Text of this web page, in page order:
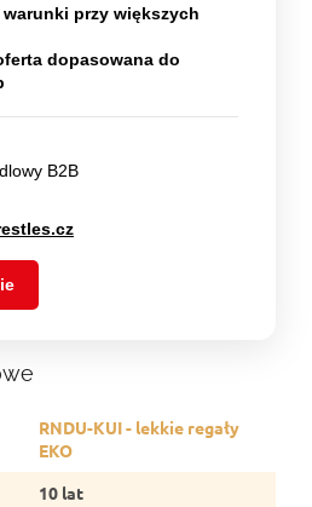
przy większych
dopasowana do
B2B
RNDU-KUI - lekkie regały
EKO
10 lat